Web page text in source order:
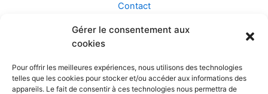
Gérer le consentement aux
cookies
Pour offrir les meilleures expériences, nous utilisons des technologies
telles que les cookies pour stocker et/ou accéder aux informations des
appareils. Le fait de consentir à ces technologies nous permettra de
Contact
Assurance ZEN
Confidentialité et Données
Conditions Générales de Vente